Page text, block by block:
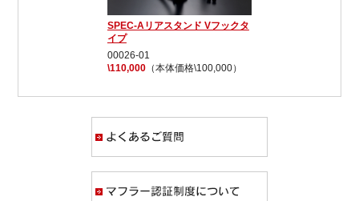
SPEC-Aリアスタンド Vフックタ
イプ
00026-01
\110,000（本体価格\100,000）